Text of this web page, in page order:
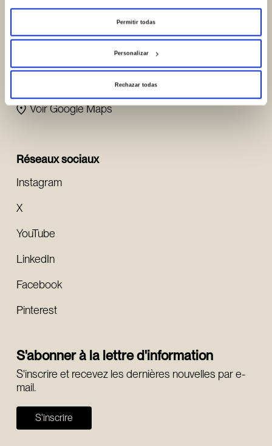
Permitir todas
Personalizar
Rechazar todas
Portal de Betoño, 23
01013, Vitoria-Gasteiz (España)
Voir Google Maps
Réseaux sociaux
Instagram
X
YouTube
LinkedIn
Facebook
Pinterest
S'abonner à la lettre d'information
S'inscrire et recevez les dernières nouvelles par e-
mail.
S'inscrire